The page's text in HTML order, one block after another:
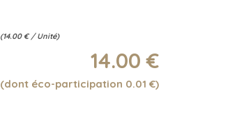
(14.00 € / Unité)
14.00 €
(dont éco-participation 0.01 €)